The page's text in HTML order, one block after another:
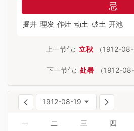
忌
掘井 理发 作灶 动土 破土 开池
上一节气: 立秋 （1912-
下一节气: 处暑 （1912-
1912-08-19
一 二 三 四